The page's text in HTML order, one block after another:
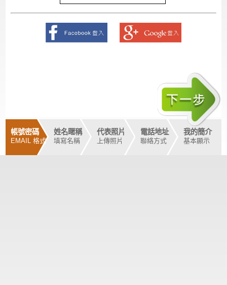
帳號密碼
EMAIL 格式
姓名暱稱
填寫名稱
代表照片
上傳照片
電話地址
聯絡方式
我的簡介
基本顯示